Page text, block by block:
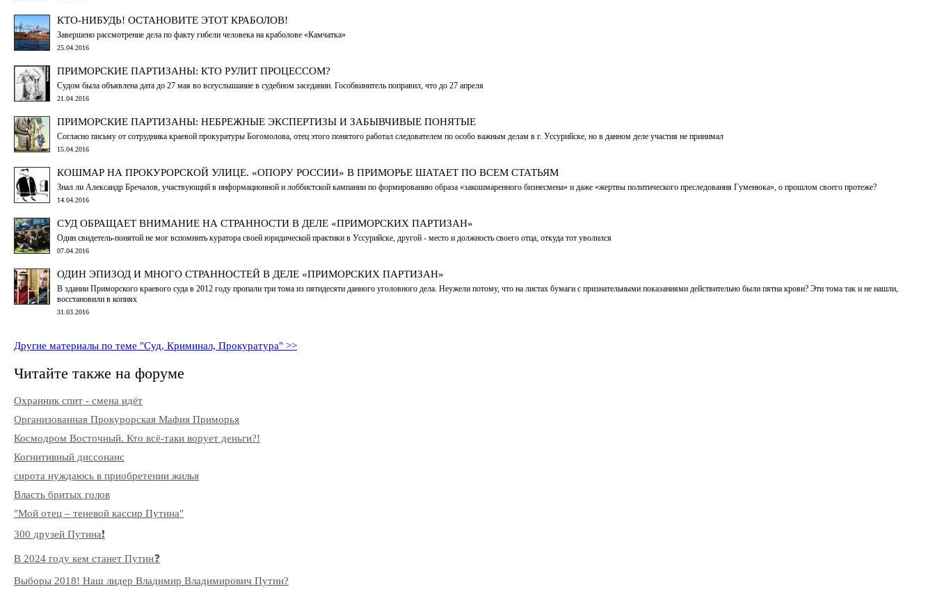
КТО-НИБУДЬ! ОСТАНОВИТЕ ЭТОТ КРАБОЛОВ!
Завершено рассмотрение дела по факту гибели человека на краболове «Камчатка»
25.04.2016
ПРИМОРСКИЕ ПАРТИЗАНЫ: КТО РУЛИТ ПРОЦЕССОМ?
Судом была объявлена дата до 27 мая во всеуслышание в судебном заседании. Гособвинитель поправил, что до 27 апреля
21.04.2016
ПРИМОРСКИЕ ПАРТИЗАНЫ: НЕБРЕЖНЫЕ ЭКСПЕРТИЗЫ И ЗАБЫВЧИВЫЕ ПОНЯТЫЕ
Согласно письму от сотрудника краевой прокуратуры Богомолова, отец этого понятого работал следователем по особо важным делам в г. Уссурийске, но в данном деле участия не принимал
15.04.2016
КОШМАР НА ПРОКУРОРСКОЙ УЛИЦЕ. «ОПОРУ РОССИИ» В ПРИМОРЬЕ ШАТАЕТ ПО ВСЕМ СТАТЬЯМ
Знал ли Александр Бречалов, участвующий в информационной и лоббистской кампании по формированию образа «закошмаренного бизнесмена» и даже «жертвы политического преследования Гуменюка», о прошлом своего протеже?
14.04.2016
СУД ОБРАЩАЕТ ВНИМАНИЕ НА СТРАННОСТИ В ДЕЛЕ «ПРИМОРСКИХ ПАРТИЗАН»
Один свидетель-понятой не мог вспомнить куратора своей юридической практики в Уссурийске, другой - место и должность своего отца, откуда тот уволился
07.04.2016
ОДИН ЭПИЗОД И МНОГО СТРАННОСТЕЙ В ДЕЛЕ «ПРИМОРСКИХ ПАРТИЗАН»
В здании Приморского краевого суда в 2012 году пропали три тома из пятидесяти данного уголовного дела. Неужели потому, что на листах бумаги с признательными показаниями действительно были пятна крови? Эти тома так и не нашли,
восстановили в копиях
31.03.2016
Другие материалы по теме "Суд, Криминал, Прокуратура" >>
Читайте также на форуме
Охранник спит - смена идёт
Организованная Прокурорская Мафия Приморья
Космодром Восточный. Кто всё-таки ворует деньги?!
Когнитивный диссонанс
сирота нуждаюсь в приобретении жилья
Власть бритых голов
"Мой отец – теневой кассир Путина"
300 друзей Путина❗️
В 2024 году кем станет Путин❓
Выборы 2018! Наш лидер Владимир Владимирович Путин?